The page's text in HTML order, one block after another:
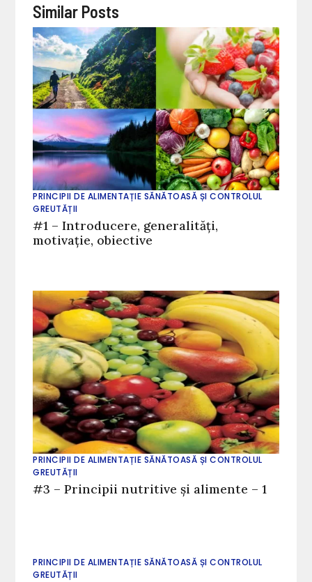
Similar Posts
PRINCIPII DE ALIMENTAȚIE SĂNĂTOASĂ ȘI CONTROLUL
GREUTĂȚII
#1 – Introducere, generalități,
motivație, obiective
PRINCIPII DE ALIMENTAȚIE SĂNĂTOASĂ ȘI CONTROLUL
GREUTĂȚII
#3 – Principii nutritive și alimente – 1
PRINCIPII DE ALIMENTAȚIE SĂNĂTOASĂ ȘI CONTROLUL
GREUTĂȚII